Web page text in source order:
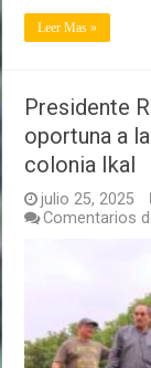
Leer Mas »
Presidente
oportuna a
colonia Ikal
julio 25, 2025
Comentarios